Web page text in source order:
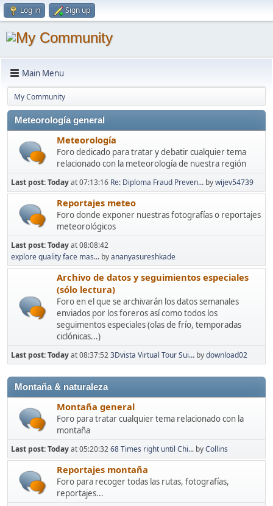
Log in Sign up
Main Menu
My Community
Meteorología general
Meteorología
Foro dedicado para tratar y debatir cualquier tema
relacionado con la meteorología de nuestra región
Last post:Todayat 07:13:16 Re: Diploma Fraud Preven... bywijev54739
Reportajes meteo
Foro donde exponer nuestras fotografías o reportajes
meteorológicos
Last post:Todayat 08:08:42
explore quality face mas... byananyasureshkade
Archivo de datos y seguimientos especiales
(sólo lectura)
Foro en el que se archivarán los datos semanales
enviados por los foreros así como todos los
seguimentos especiales (olas de frío, temporadas
ciclónicas...)
Last post:Todayat 08:37:523Dvista Virtual Tour Sui... bydownload02
Montaña & naturaleza
Montaña general
Foro para tratar cualquier tema relacionado con la
montaña
Last post:Todayat 05:20:3268 Times right until Chi... byCollins
Reportajes montaña
Foro para recoger todas las rutas, fotografías,
reportajes...